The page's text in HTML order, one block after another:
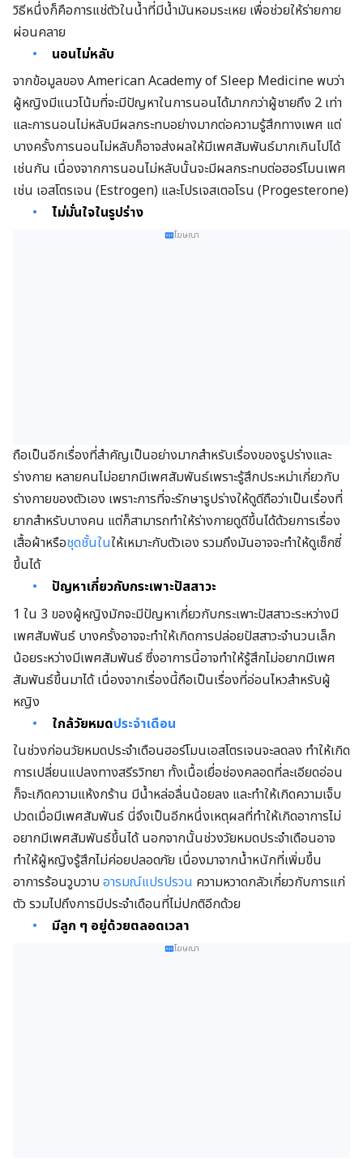
วิธีหนึ่งก็คือการแช่ตัวในน้ำที่มีน้ำมันหอมระเหย เพื่อช่วยให้ร่ายกาย
ผ่อนคลาย
นอนไม่หลับ
จากข้อมูลของ American Academy of Sleep Medicine พบว่า
ผู้หญิงมีแนวโน้มที่จะมีปัญหาในการนอนได้มากกว่าผู้ชายถึง 2 เท่า
และการนอนไม่หลับมีผลกระทบอย่างมากต่อความรู้สึกทางเพศ แต่
บางครั้งการนอนไม่หลับก็อาจส่งผลให้มีเพศสัมพันธ์มากเกินไปได้
เช่นกัน เนื่องจากการนอนไม่หลับนั้นจะมีผลกระทบต่อฮอร์โมนเพศ
เช่น เอสโตรเจน (Estrogen) และโปรเจสเตอโรน (Progesterone)
ไม่มั่นใจในรูปร่าง
โฆษณา
ถือเป็นอีกเรื่องที่สำคัญเป็นอย่างมากสำหรับเรื่องของรูปร่างและ
ร่างกาย หลายคนไม่อยากมีเพศสัมพันธ์เพราะรู้สึกประหม่าเกี่ยวกับ
ร่างกายของตัวเอง เพราะการที่จะรักษารูปร่างให้ดูดีถือว่าเป็นเรื่องที่
ยากสำหรับบางคน แต่ก็สามารถทำให้ร่างกายดูดีขึ้นได้ด้วยการเรื่อง
เสื้อผ้าหรือชุดชั้นในให้เหมาะกับตัวเอง รวมถึงมันอาจจะทำให้ดูเซ็กซี่
ขึ้นได้
ปัญหาเกี่ยวกับกระเพาะปัสสาวะ
1 ใน 3 ของผู้หญิงมักจะมีปัญหาเกี่ยวกับกระเพาะปัสสาวะระหว่างมี
เพศสัมพันธ์ บางครั้งอาจจะทำให้เกิดการปล่อยปัสสาวะจำนวนเล็ก
น้อยระหว่างมีเพศสัมพันธ์ ซึ่งอาการนี้อาจทำให้รู้สึกไม่อยากมีเพศ
สัมพันธ์ขึ้นมาได้ เนื่องจากเรื่องนี้ถือเป็นเรื่องที่อ่อนไหวสำหรับผู้
หญิง
ใกล้วัยหมดประจำเดือน
ในช่วงก่อนวัยหมดประจำเดือนฮอร์โมนเอสโตรเจนจะลดลง ทำให้เกิด
การเปลี่ยนแปลงทางสรีรวิทยา ทั้งเนื้อเยื่อช่องคลอดที่ละเอียดอ่อน
ก็จะเกิดความแห้งกร้าน มีน้ำหล่อลื่นน้อยลง และทำให้เกิดความเจ็บ
ปวดเมื่อมีเพศสัมพันธ์ นี่จึงเป็นอีกหนึ่งเหตุผลที่ทำให้เกิดอาการไม่
อยากมีเพศสัมพันธ์ขึ้นได้ นอกจากนั้นช่วงวัยหมดประจำเดือนอาจ
ทำให้ผู้หญิงรู้สึกไม่ค่อยปลอดภัย เนื่องมาจากน้ำหนักที่เพิ่มขึ้น
อาการร้อนวูบวาบอารมณ์แปรปรวน ความหวาดกลัวเกี่ยวกับการแก่
ตัว รวมไปถึงการมีประจำเดือนที่ไม่ปกติอีกด้วย
มีลูก ๆ อยู่ด้วยตลอดเวลา
โฆษณา